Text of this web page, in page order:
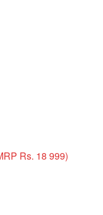
Rs. 18 999)